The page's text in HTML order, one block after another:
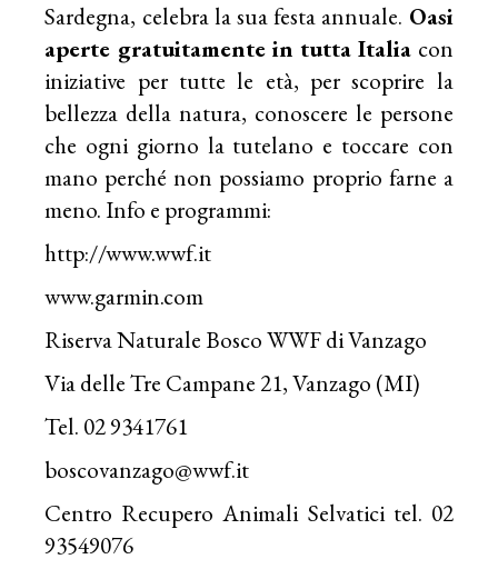
Sardegna, celebra la sua festa annuale. Oasi
aperte gratuitamente in tutta Italia con
iniziative per tutte le età, per scoprire la
bellezza della natura, conoscere le persone
che ogni giorno la tutelano e toccare con
mano perché non possiamo proprio farne a
meno. Info e programmi:
http://www.wwf.it
www.garmin.com
Riserva Naturale Bosco WWF di Vanzago
Via delle Tre Campane 21, Vanzago (MI)
Tel. 02 9341761
boscovanzago@wwf.it
Centro Recupero Animali Selvatici tel. 02
93549076